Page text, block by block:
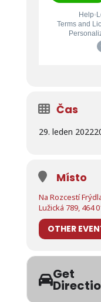
Čas
29. leden 2022
Místo
Na Rozcestí
Lužická 789, 464
OTHER
Get